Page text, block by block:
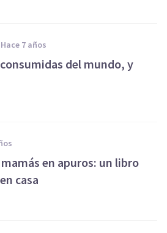
hace 7 años
del mundo, y
en apuros: un libro
casa